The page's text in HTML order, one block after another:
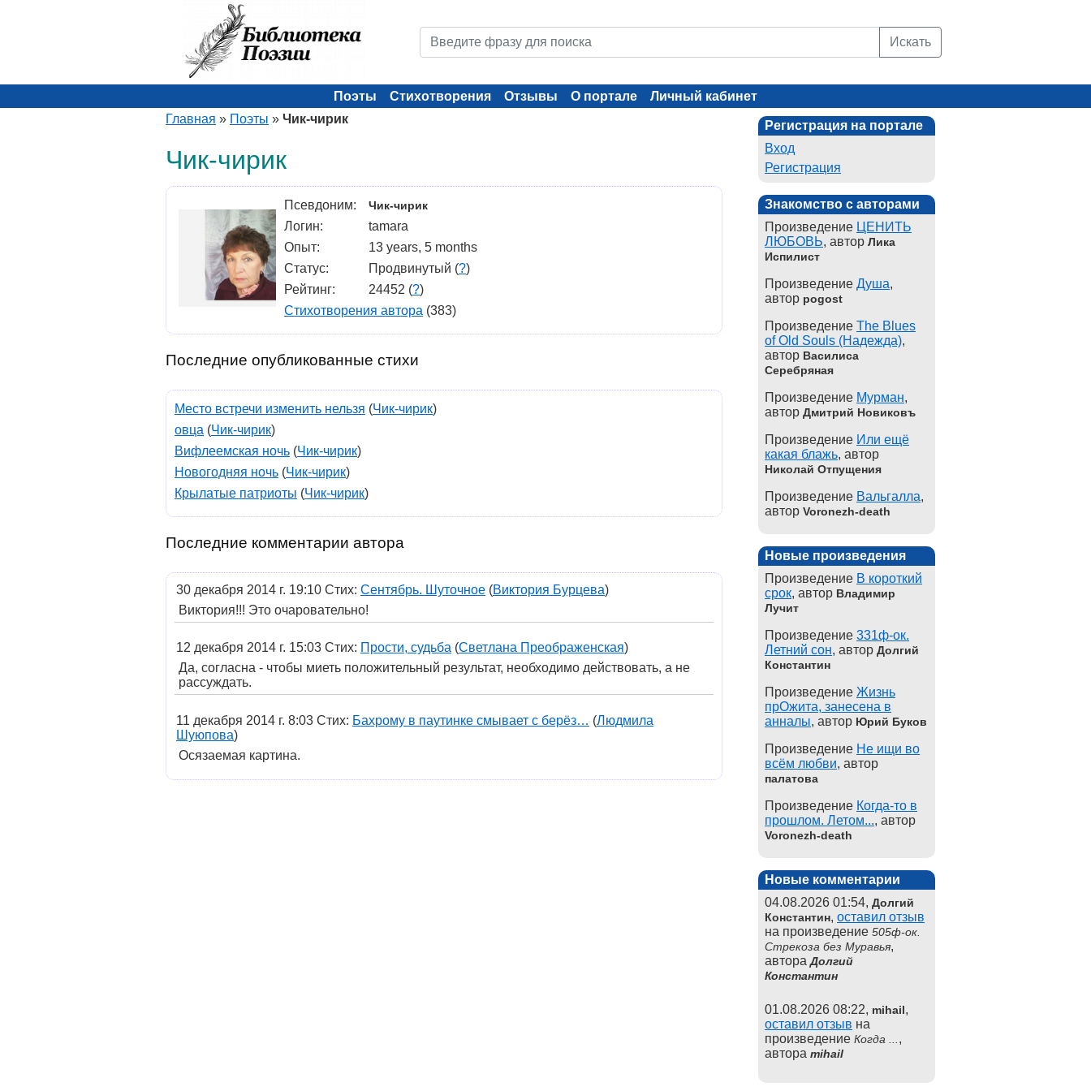
Искать
Поэты Стихотворения Отзывы О портале
Личный кабинет
Главная » Поэты » Чик-чирик
Чик-чирик
Псевдоним: Чик-чирик
Логин:
tamara
Опыт:
13 years, 5 months
Статус:
Продвинутый (?)
Рейтинг:
24452 (?)
Стихотворения автора (383)
Последние опубликованные стихи
Место встречи изменить нельзя (Чик-чирик)
овца (Чик-чирик)
Вифлеемская ночь (Чик-чирик)
Новогодняя ночь (Чик-чирик)
Крылатые патриоты (Чик-чирик)
Последние комментарии автора
30 декабря 2014 г. 19:10 Стих: Сентябрь. Шуточное (Виктория Бурцева)
Виктория!!! Это очаровательно!
12 декабря 2014 г. 15:03 Стих: Прости, судьба (Светлана Преображенская)
Да, согласна - чтобы миеть положительный результат, необходимо действовать, а не
рассуждать.
11 декабря 2014 г. 8:03 Стих: Бахрому в паутинке смывает с берёз… (Людмила
Шуюпова)
Осязаемая картина.
Регистрация на портале
Вход
Регистрация
Знакомство с авторами
Произведение ЦЕНИТЬ
ЛЮБОВЬ, автор Лика
Испилист
Произведение Душа,
автор pogost
Произведение The Blues
of Old Souls (Надежда),
автор Василиса
Серебряная
Произведение Мурман,
автор Дмитрий Новиковъ
Произведение Или ещё
какая блажь, автор
Николай Отпущения
Произведение Вальгалла,
автор Voronezh-death
Новые произведения
Произведение В короткий
срок, автор Владимир
Лучит
Произведение 331ф-ок.
Летний сон, автор Долгий
Константин
Произведение Жизнь
прОжита, занесена в
анналы, автор Юрий Буков
Произведение Не ищи во
всём любви, автор
палатова
Произведение Когда-то в
прошлом. Летом..., автор
Voronezh-death
Новые комментарии
04.08.2026 01:54, Долгий
Константин, оставил отзыв
на произведение 505ф-ок.
Стрекоза без Муравья,
автораДолгий
Константин
01.08.2026 08:22, mihail,
оставил отзыв на
произведение Когда ... ,
автора mihail